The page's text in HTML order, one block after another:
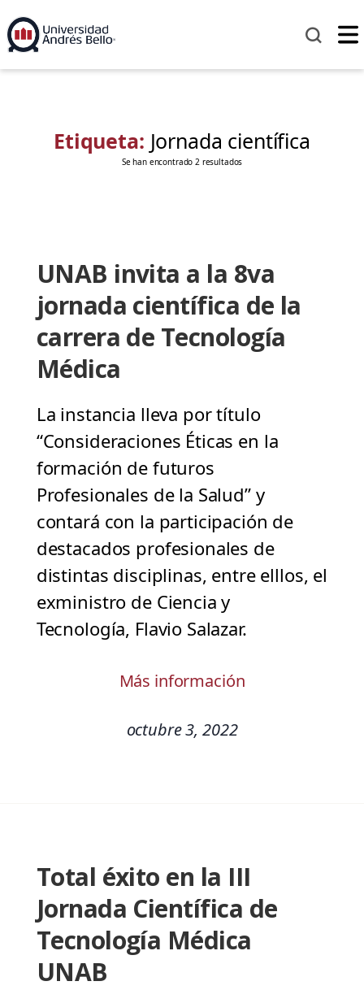
Etiqueta: Jornada científica
Se han encontrado 2 resultados
UNAB invita a la 8va
jornada científica de la
carrera de Tecnología
Médica
La instancia lleva por título
“Consideraciones Éticas en la
formación de futuros
Profesionales de la Salud” y
contará con la participación de
destacados profesionales de
distintas disciplinas, entre elllos, el
exministro de Ciencia y
Tecnología, Flavio Salazar.
Más información
octubre 3, 2022
Total éxito en la III
Jornada Científica de
Tecnología Médica
UNAB